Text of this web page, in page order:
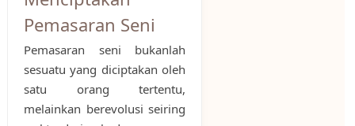
Pemasaran Seni
Pemasaran seni bukanlah
sesuatu yang diciptakan oleh
satu orang tertentu,
melainkan berevolusi seiring